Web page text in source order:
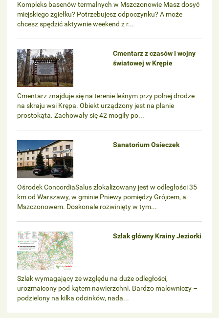
Kompleks basenów termalnych w Mszczonowie Masz dosyć
miejskiego zgiełku? Potrzebujesz odpoczynku? A może
chcesz spędzić aktywnie weekend z r...
Cmentarz z czasów I wojny
światowej w Krępie
Cmentarz znajduje się na terenie leśnym przy polnej drodze
na skraju wsi Krępa. Obiekt urządzony jest na planie
prostokąta. Zachowały się 42 mogiły po...
Sanatorium Osieczek
Ośrodek ConcordiaSalus zlokalizowany jest w odległości 35
km od Warszawy, w gminie Pniewy pomiędzy Grójcem, a
Mszczonowem. Doskonale rozwinięty w tym...
Szlak główny Krainy Jeziorki
Szlak wymagający ze względu na duże odległości,
urozmaicony pod kątem nawierzchni. Bardzo malowniczy –
podzielony na kilka odcinków, nada...